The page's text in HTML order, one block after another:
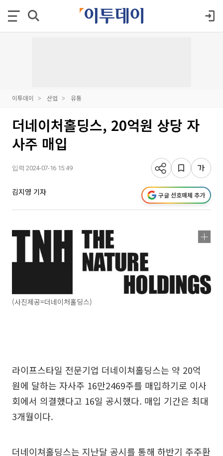
이투데이 산업 유통
더네이처홀딩스, 20억원 상당 자
사주 매입
입력 2024-07-16 15:49
김지영 기자 구글 선호매체 추가
(사진제공=더네이처홀딩스)
라이프스타일 전문기업 더네이쳐홀딩스는 약 20억
원에 달하는 자사주 16만2469주를 매입하기로 이사
회에서 의결했다고 16일 공시했다. 매입 기간은 최대
3개월이다.
더네이쳐홀딩스는 지난달 공시를 통해 하반기 주주환